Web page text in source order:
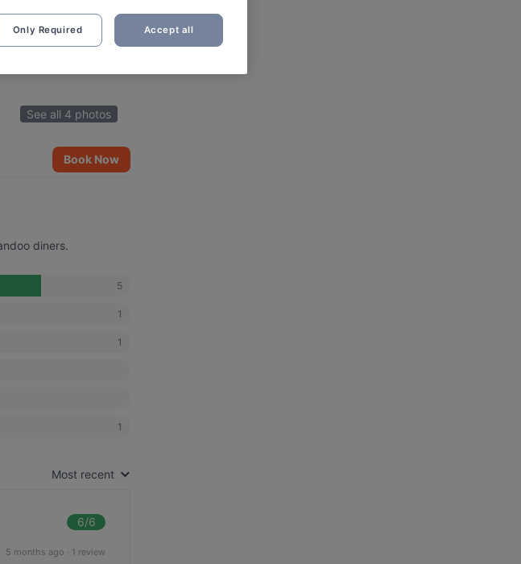
See all 4 photos
Book Now
diners.
5
1
1
1
Most recent
6/6
5 months ago · 1 review
Only Required Accept all